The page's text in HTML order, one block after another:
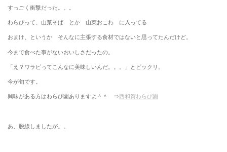
すっごく衝撃だった。。。
わらびって、山菜そば とか 山菜おこわ に入ってる
おまけ、というか そんなに主張する食材ではないと思ってたんだけど。
今まで食べた事がないおいしさだったの。
「え？ワラビってこんなに美味しいんだ。。。」とビックリ。
今が旬です。
興味がある方はわらび園ありますよ＾＾ ⇒西和賀わらび園
あ、脱線しましたが。。